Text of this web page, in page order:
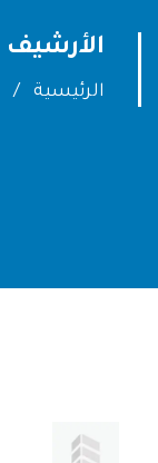
الأرشيف
الرئيسية